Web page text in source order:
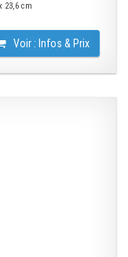
23,6 cm
Voir : Infos & Prix